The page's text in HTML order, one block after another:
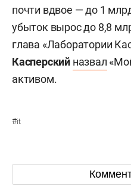
почти вдвое — до 1
убыток вырос до 8,8
глава «Лаборатории
Касперский назвал
активом.
#it